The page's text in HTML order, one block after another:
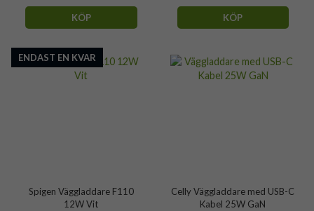
KÖP KÖP
ENDAST EN KVAR
Spigen Väggladdare F110
12W Vit
Celly Väggladdare med USB-C
Kabel 25W GaN